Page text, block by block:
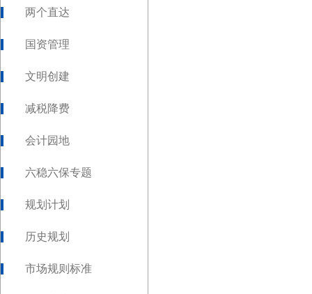
两个直达
国资管理
文明创建
减税降费
会计园地
六稳六保专题
规划计划
历史规划
市场规则标准